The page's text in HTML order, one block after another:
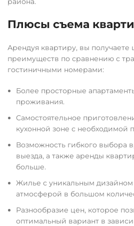
Плюсы съема
Арендуя квартиру, вы получаете
преимуществ по сравнению с
гостиничными номерами:
Более просторные
проживания.
Самостоятельное
кухонной зоне с необходимой
Возможность гибкого выбора
выезда, а также аренды
больше.
Жилье с уникальным
атмосферой в большом
Разнообразие цен, которое
оптимальный вариант в